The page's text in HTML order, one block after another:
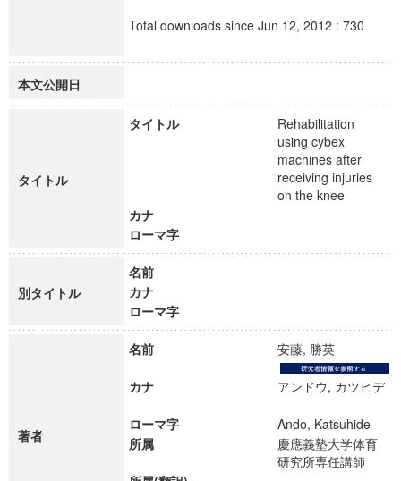
Total downloads since Jun 12, 2012 : 730
本文公開日
タイトル
タイトル
Rehabilitation
using cybex
machines after
receiving injuries
on the knee
カナ
ローマ字
別タイトル
名前
カナ
ローマ字
著者
名前 安藤, 勝英
カナ アンドウ, カツヒデ
ローマ字
Ando, Katsuhide
所属
慶應義塾大学体育
研究所専任講師